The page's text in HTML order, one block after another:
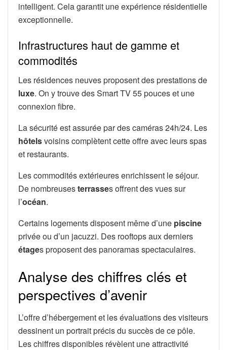
intelligent. Cela garantit une expérience résidentielle
exceptionnelle.
Infrastructures haut de gamme et
commodités
Les résidences neuves proposent des prestations de
luxe. On y trouve des Smart TV 55 pouces et une
connexion fibre.
La sécurité est assurée par des caméras 24h/24. Les
hôtelsvoisins complètent cette offre avec leurs spas
et restaurants.
Les commodités extérieures enrichissent le séjour.
De nombreusesterrasses offrent des vues sur
l’océan.
Certains logements disposent même d’une piscine
privée ou d’un jacuzzi. Des rooftops aux derniers
étages proposent des panoramas spectaculaires.
Analyse des chiffres clés et
perspectives d’avenir
L’offre d’hébergement et les évaluations des visiteurs
dessinent un portrait précis du succès de ce pôle.
Les chiffres disponibles révèlent une attractivité